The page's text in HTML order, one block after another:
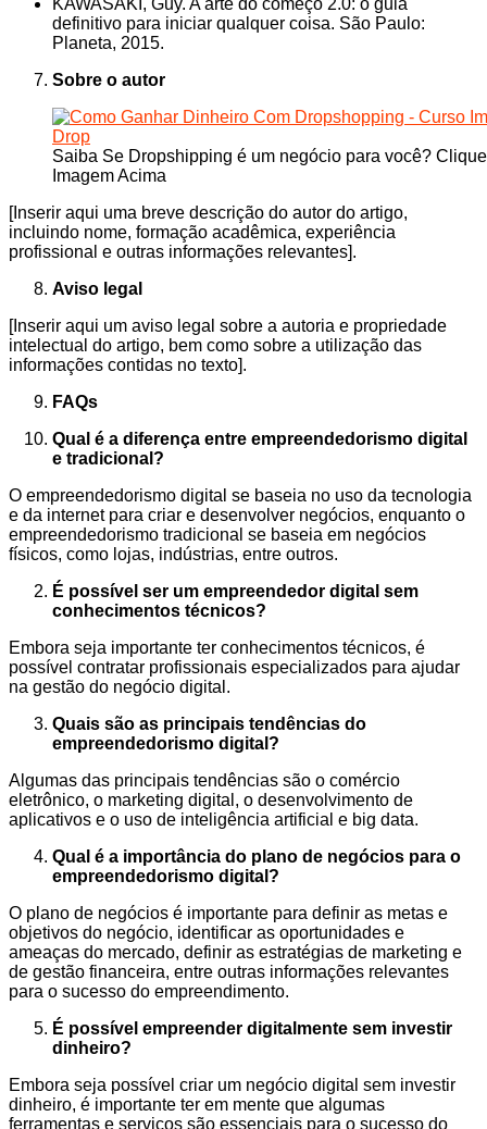
KAWASAKI, Guy. A arte do começo 2.0: o guia
definitivo para iniciar qualquer coisa. São Paulo:
Planeta, 2015.
Sobre o autor
Saiba Se Dropshipping é um negócio para você?
Imagem Acima
[Inserir aqui uma breve descrição do autor do artigo,
incluindo nome, formação acadêmica, experiência
profissional e outras informações relevantes].
Aviso legal
[Inserir aqui um aviso legal sobre a autoria e propriedade
intelectual do artigo, bem como sobre a utilização das
informações contidas no texto].
FAQs
Qual é a diferença entre empreendedorismo digital
e tradicional?
O empreendedorismo digital se baseia no uso da tecnologia
e da internet para criar e desenvolver negócios, enquanto o
empreendedorismo tradicional se baseia em negócios
físicos, como lojas, indústrias, entre outros.
É possível ser um empreendedor digital sem
conhecimentos técnicos?
Embora seja importante ter conhecimentos técnicos, é
possível contratar profissionais especializados para ajudar
na gestão do negócio digital.
Quais são as principais tendências do
empreendedorismo digital?
Algumas das principais tendências são o comércio
eletrônico, o marketing digital, o desenvolvimento de
aplicativos e o uso de inteligência artificial e big data.
Qual é a importância do plano de negócios para o
empreendedorismo digital?
O plano de negócios é importante para definir as metas e
objetivos do negócio, identificar as oportunidades e
ameaças do mercado, definir as estratégias de marketing e
de gestão financeira, entre outras informações relevantes
para o sucesso do empreendimento.
É possível empreender digitalmente sem investir
dinheiro?
Embora seja possível criar um negócio digital sem investir
dinheiro, é importante ter em mente que algumas
ferramentas e serviços são essenciais para o sucesso do